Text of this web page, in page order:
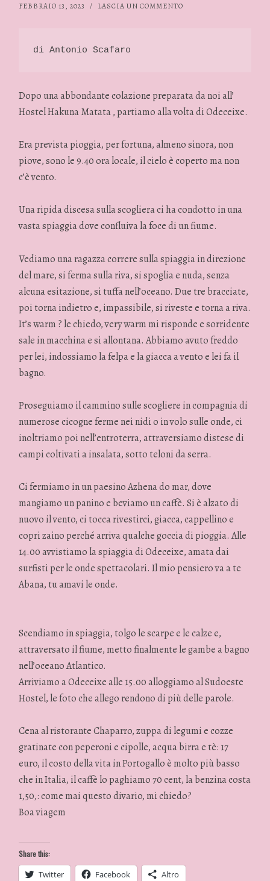
FEBBRAIO 13, 2023 / LASCIA UN COMMENTO
di Antonio Scafaro
Dopo una abbondante colazione preparata da noi all’
Hostel Hakuna Matata , partiamo alla volta di Odeceixe.
Era prevista pioggia, per fortuna, almeno sinora, non
piove, sono le 9.40 ora locale, il cielo è coperto ma non
c’è vento.
Una ripida discesa sulla scogliera ci ha condotto in una
vasta spiaggia dove confluiva la foce di un fiume.
Vediamo una ragazza correre sulla spiaggia in direzione
del mare, si ferma sulla riva, si spoglia e nuda, senza
alcuna esitazione, si tuffa nell’oceano. Due tre bracciate,
poi torna indietro e, impassibile, si riveste e torna a riva.
It’s warm ? le chiedo, very warm mi risponde e sorridente
sale in macchina e si allontana. Abbiamo avuto freddo
per lei, indossiamo la felpa e la giacca a vento e lei fa il
bagno.
Proseguiamo il cammino sulle scogliere in compagnia di
numerose cicogne ferme nei nidi o in volo sulle onde, ci
inoltriamo poi nell’entroterra, attraversiamo distese di
campi coltivati a insalata, sotto teloni da serra.
Ci fermiamo in un paesino Azhena do mar, dove
mangiamo un panino e beviamo un caffè. Si è alzato di
nuovo il vento, ci tocca rivestirci, giacca, cappellino e
copri zaino perché arriva qualche goccia di pioggia. Alle
14.00 avvistiamo la spiaggia di Odeceixe, amata dai
surfisti per le onde spettacolari. Il mio pensiero va a te
Abana, tu amavi le onde.
Scendiamo in spiaggia, tolgo le scarpe e le calze e,
attraversato il fiume, metto finalmente le gambe a bagno
nell’oceano Atlantico.
Arriviamo a Odeceixe alle 15.00 alloggiamo al Sudoeste
Hostel, le foto che allego rendono di più delle parole.
Cena al ristorante Chaparro, zuppa di legumi e cozze
gratinate con peperoni e cipolle, acqua birra e tè: 17
euro, il costo della vita in Portogallo è molto più basso
che in Italia, il caffè lo paghiamo 70 cent, la benzina costa
1,50,: come mai questo divario, mi chiedo?
Boa viagem
Share this:
Twitter Facebook Altro